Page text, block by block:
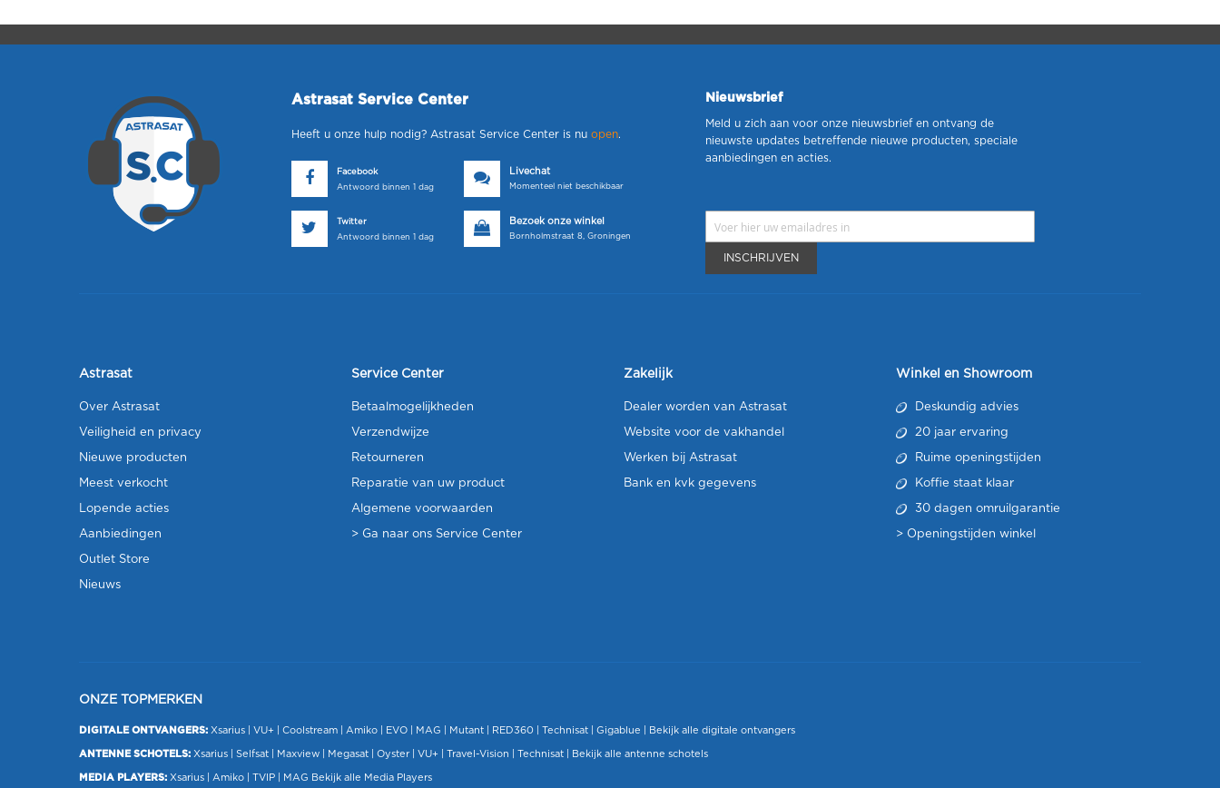
Astrasat Service Center
Heeft u onze hulp nodig? Astrasat Service Center is nu open.
Facebook
Antwoord binnen 1 dag
Livechat
Momenteel niet beschikbaar
Twitter
Antwoord binnen 1 dag
Bezoek onze winkel
Bornholmstraat 8, Groningen
Nieuwsbrief
Meld u zich aan voor onze nieuwsbrief en ontvang de
nieuwste updates betreffende nieuwe producten, speciale
aanbiedingen en acties.
INSCHRIJVEN
Astrasat
Over Astrasat
Veiligheid en privacy
Nieuwe producten
Meest verkocht
Lopende acties
Aanbiedingen
Outlet Store
Nieuws
Service Center
Betaalmogelijkheden
Verzendwijze
Retourneren
Reparatie van uw product
Algemene voorwaarden
> Ga naar ons Service Center
Zakelijk
Dealer worden van Astrasat
Website voor de vakhandel
Werken bij Astrasat
Bank en kvk gegevens
Winkel en Showroom
Deskundig advies
20 jaar ervaring
Ruime openingstijden
Koffie staat klaar
30 dagen omruilgarantie
> Openingstijden winkel
ONZE TOPMERKEN
DIGITALE ONTVANGERS: Xsarius VU+ | Coolstream | Amiko EVO MAG Mutant | RED360 | Technisat Gigablue Bekijk alle digitale ontvangers
ANTENNE SCHOTELS: Xsarius Selfsat Maxview Megasat | Oyster | VU+ Travel-Vision Technisat Bekijk alle antenne schotels
MEDIA PLAYERS: Xsarius Amiko TVIP MAG Bekijk alle Media Players